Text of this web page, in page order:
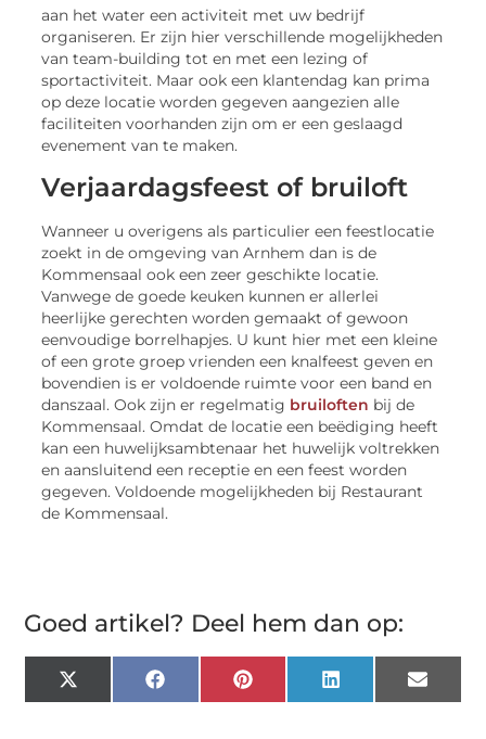
aan het water een activiteit met uw bedrijf
organiseren. Er zijn hier verschillende mogelijkheden
van team-building tot en met een lezing of
sportactiviteit. Maar ook een klantendag kan prima
op deze locatie worden gegeven aangezien alle
faciliteiten voorhanden zijn om er een geslaagd
evenement van te maken.
Verjaardagsfeest of bruiloft
Wanneer u overigens als particulier een feestlocatie
zoekt in de omgeving van Arnhem dan is de
Kommensaal ook een zeer geschikte locatie.
Vanwege de goede keuken kunnen er allerlei
heerlijke gerechten worden gemaakt of gewoon
eenvoudige borrelhapjes. U kunt hier met een kleine
of een grote groep vrienden een knalfeest geven en
bovendien is er voldoende ruimte voor een band en
danszaal. Ook zijn er regelmatig bruiloften bij de
Kommensaal. Omdat de locatie een beëdiging heeft
kan een huwelijksambtenaar het huwelijk voltrekken
en aansluitend een receptie en een feest worden
gegeven. Voldoende mogelijkheden bij Restaurant
de Kommensaal.
Goed artikel? Deel hem dan op:
X
(Twitter)
FacebookPinterest LinkedIn Email